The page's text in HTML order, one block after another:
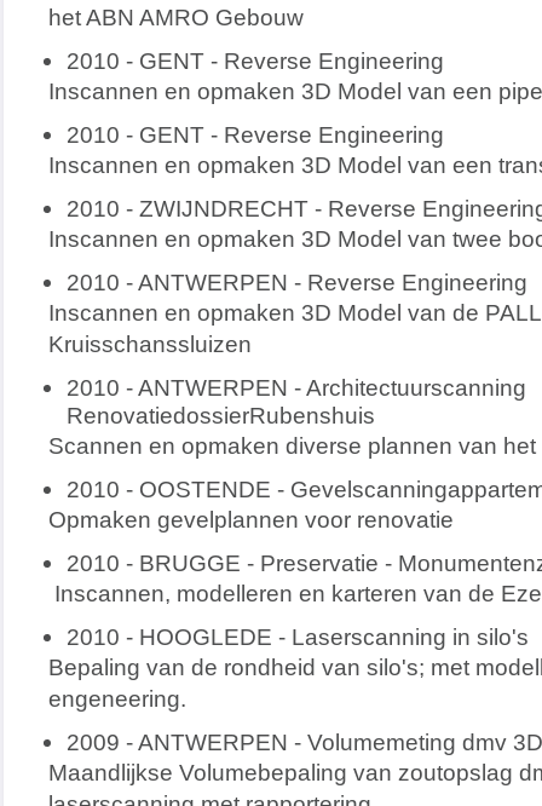
het ABN AMRO Gebouw
2010 - GENT - Reverse Engineering
Inscannen en opmaken 3D Model van een
2010 - GENT - Reverse Engineering
Inscannen en opmaken 3D Model van een
2010 - ZWIJNDRECHT - Reverse
Inscannen en opmaken 3D Model van twee
2010 - ANTWERPEN - Reverse Engineering
Inscannen en opmaken 3D Model van de
Kruisschanssluizen
2010 - ANTWERPEN - Architectuurscanning
RenovatiedossierRubenshuis
Scannen en opmaken diverse plannen van
2010 - OOSTENDE -
Opmaken gevelplannen voor renovatie
2010 - BRUGGE - Preservatie -
Inscannen, modelleren en karteren van de
2010 - HOOGLEDE - Laserscanning in silo's
Bepaling van de rondheid van silo's; met
engeneering.
2009 - ANTWERPEN - Volumemeting dmv
Maandlijkse Volumebepaling van zoutopslag